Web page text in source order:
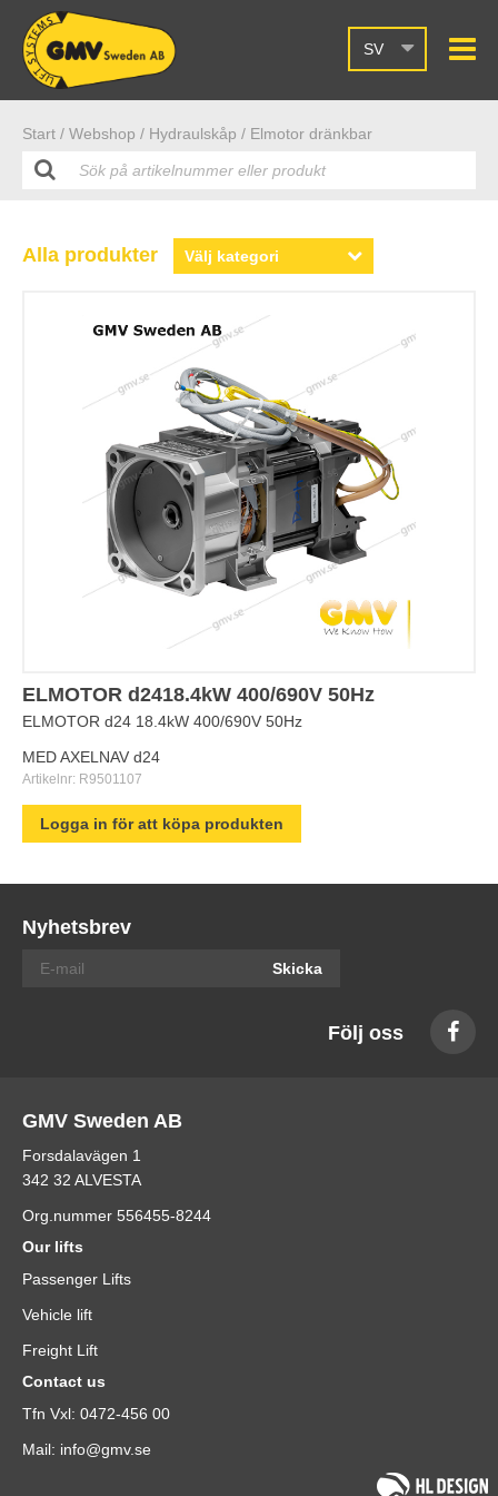
SV
Start / Webshop / Hydraulskåp / Elmotor dränkbar
Alla produkter
ELMOTOR d2418.4kW 400/690V 50Hz
ELMOTOR d24 18.4kW 400/690V 50Hz
MED AXELNAV d24
Artikelnr: R9501107
Logga in för att köpa produkten
Nyhetsbrev
Skicka
Följ oss
GMV Sweden AB
Forsdalavägen 1
342 32 ALVESTA
Org.nummer 556455-8244
Our lifts
Passenger Lifts
Vehicle lift
Freight Lift
Contact us
Tfn Vxl: 0472-456 00
Mail: info@gmv.se